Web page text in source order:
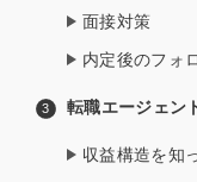
面接対策
内定後のフォ
転職エージェン
収益構造を知